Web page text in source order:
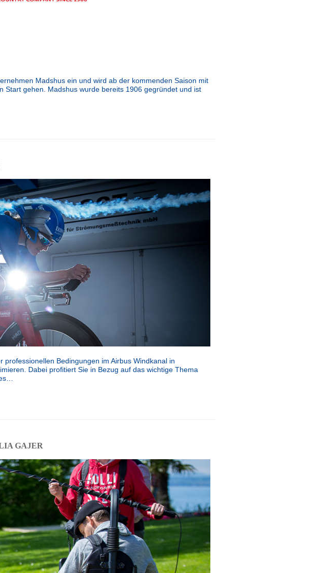
Madshus ein und wird ab der kommenden Saison mit
Start gehen. Madshus wurde bereits 1906 gegründet und ist
Bedingungen im Airbus Windkanal in
Dabei profitiert Sie in Bezug auf das wichtige Thema
GAJER